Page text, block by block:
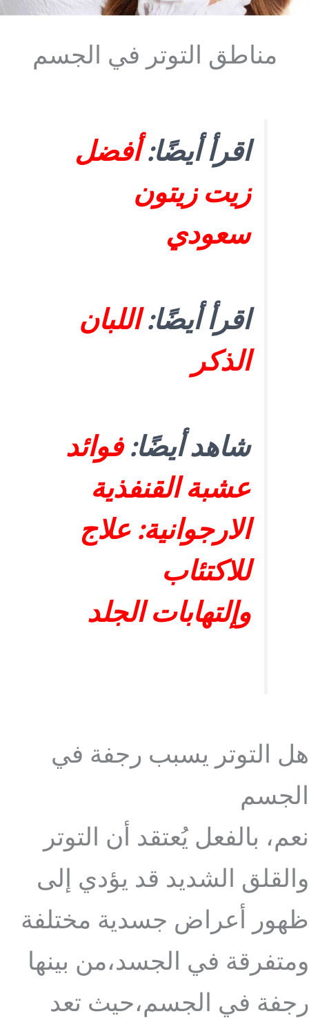
مناطق التوتر في الجسم
اقرأ أيضًا:أفضل
زيت زيتون
سعودي
اقرأ أيضًا:اللبان
الذكر
شاهد أيضًا:فوائد
عشبة القنفذية
الارجوانية: علاج
للاكتئاب
وإلتهابات الجلد
هل التوتر يسبب رجفة في
الجسم
نعم، بالفعل يُعتقد أن التوتر
والقلق الشديد قد يؤدي إلى
ظهور أعراض جسدية مختلفة
ومتفرقة في الجسد،من بينها
رجفة في الجسم،حيث تعد